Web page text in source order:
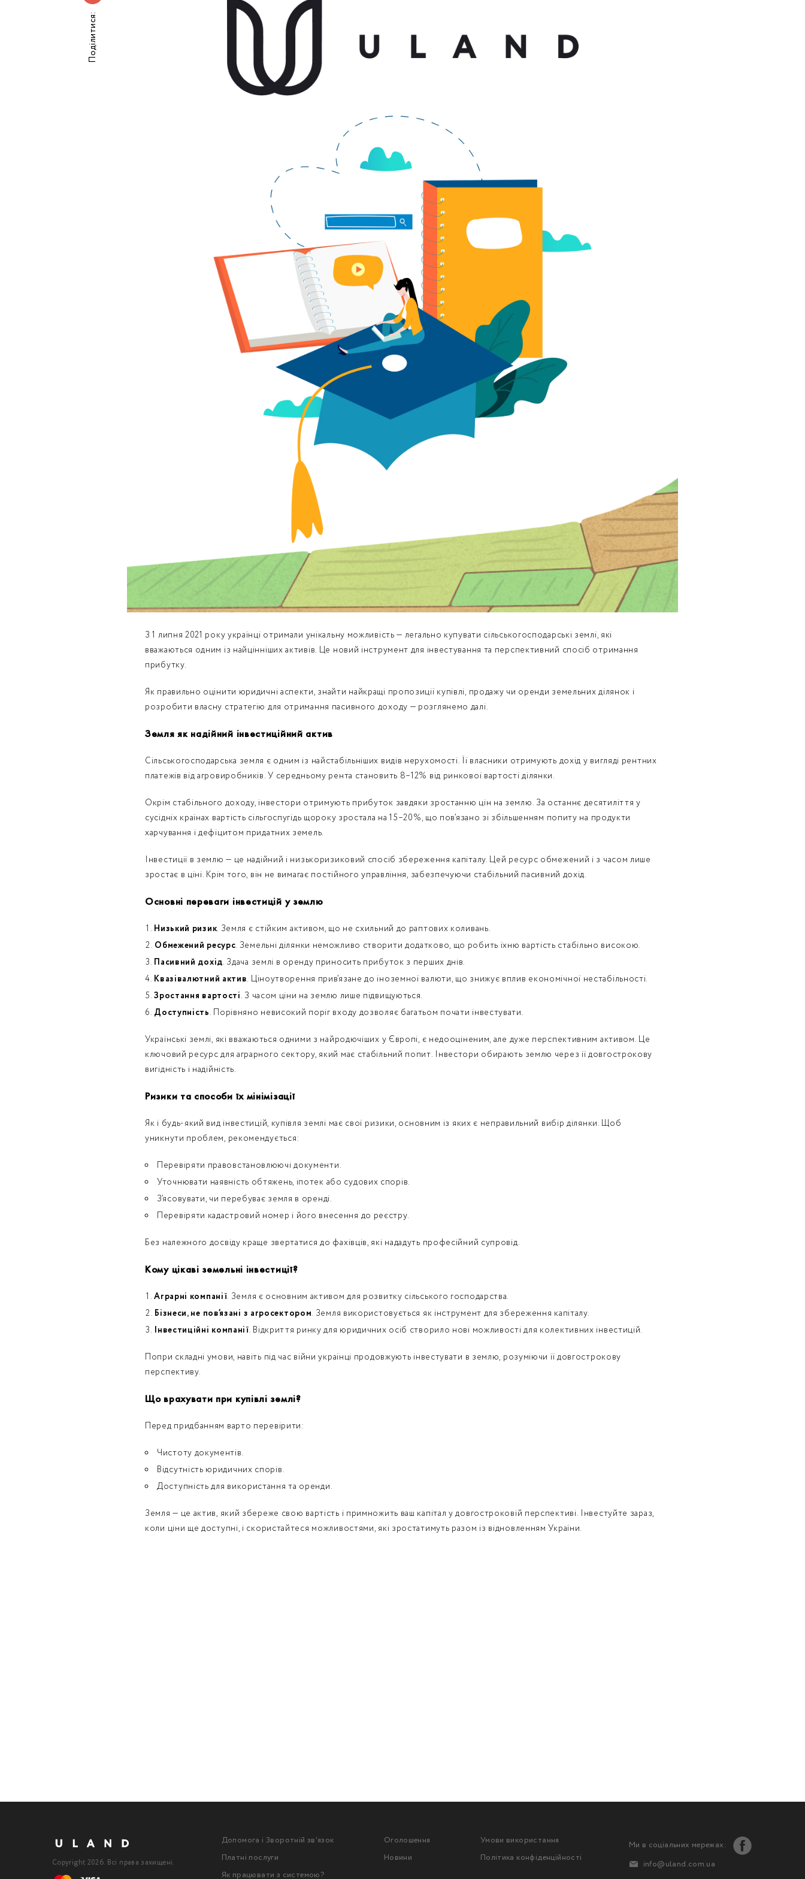
Поділитися:
З 1 липня 2021 року українці отримали унікальну можливість — легально купувати сільськогосподарські землі, які
вважаються одним із найцінніших активів. Це новий інструмент для інвестування та перспективний спосіб отримання
прибутку.
Як правильно оцінити юридичні аспекти, знайти найкращі пропозиції купівлі, продажу чи оренди земельних ділянок і
розробити власну стратегію для отримання пасивного доходу — розглянемо далі.
Земля як надійний інвестиційний актив
Сільськогосподарська земля є одним із найстабільніших видів нерухомості. Її власники отримують дохід у вигляді рентних
платежів від агровиробників. У середньому рента становить 8–12% від ринкової вартості ділянки.
Окрім стабільного доходу, інвестори отримують прибуток завдяки зростанню цін на землю. За останнє десятиліття у
сусідніх країнах вартість сільгоспугідь щороку зростала на 15–20%, що пов’язано зі збільшенням попиту на продукти
харчування і дефіцитом придатних земель.
Інвестиції в землю — це надійний і низькоризиковий спосіб збереження капіталу. Цей ресурс обмежений і з часом лише
зростає в ціні. Крім того, він не вимагає постійного управління, забезпечуючи стабільний пасивний дохід.
Основні переваги інвестицій у землю
Низький ризик. Земля є стійким активом, що не схильний до раптових коливань.
Обмежений ресурс. Земельні ділянки неможливо створити додатково, що робить їхню вартість стабільно високою.
Пасивний дохід. Здача землі в оренду приносить прибуток з перших днів.
Квазівалютний актив. Ціноутворення прив’язане до іноземної валюти, що знижує вплив економічної нестабільності.
Зростання вартості. З часом ціни на землю лише підвищуються.
Доступність. Порівняно невисокий поріг входу дозволяє багатьом почати інвестувати.
Українські землі, які вважаються одними з найродючіших у Європі, є недооціненим, але дуже перспективним активом. Це
ключовий ресурс для аграрного сектору, який має стабільний попит. Інвестори обирають землю через її довгострокову
вигідність і надійність.
Ризики та способи їх мінімізації
Як і будь-який вид інвестицій, купівля землі має свої ризики, основним із яких є неправильний вибір ділянки. Щоб
уникнути проблем, рекомендується:
Перевіряти правовстановлюючі документи.
Уточнювати наявність обтяжень, іпотек або судових спорів.
З’ясовувати, чи перебуває земля в оренді.
Перевіряти кадастровий номер і його внесення до реєстру.
Без належного досвіду краще звертатися до фахівців, які нададуть професійний супровід.
Кому цікаві земельні інвестиції?
Аграрні компанії. Земля є основним активом для розвитку сільського господарства.
Бізнеси, не пов’язані з агросектором. Земля використовується як інструмент для збереження капіталу.
Інвестиційні компанії. Відкриття ринку для юридичних осіб створило нові можливості для колективних інвестицій.
Попри складні умови, навіть під час війни українці продовжують інвестувати в землю, розуміючи її довгострокову
перспективу.
Що врахувати при купівлі землі?
Перед придбанням варто перевірити:
Чистоту документів.
Відсутність юридичних спорів.
Доступність для використання та оренди.
Земля — це актив, який збереже свою вартість і примножить ваш капітал у довгостроковій перспективі. Інвестуйте зараз,
коли ціни ще доступні, і скористайтеся можливостями, які зростатимуть разом із відновленням України.
Copyright 2026. Всі права захищені.
Допомога і Зворотній зв'язок
Платні послуги
Як працювати з системою?
Оголошення
Новини
Умови використання
Політика конфіденційності
Ми в соціальних мережах:
info@uland.com.ua
Пароль
Залишаючи контактні дані, ви погоджуєтеся з
конфіденційності
ЗАМОВИТИ КОНСУЛЬТАЦІЮ